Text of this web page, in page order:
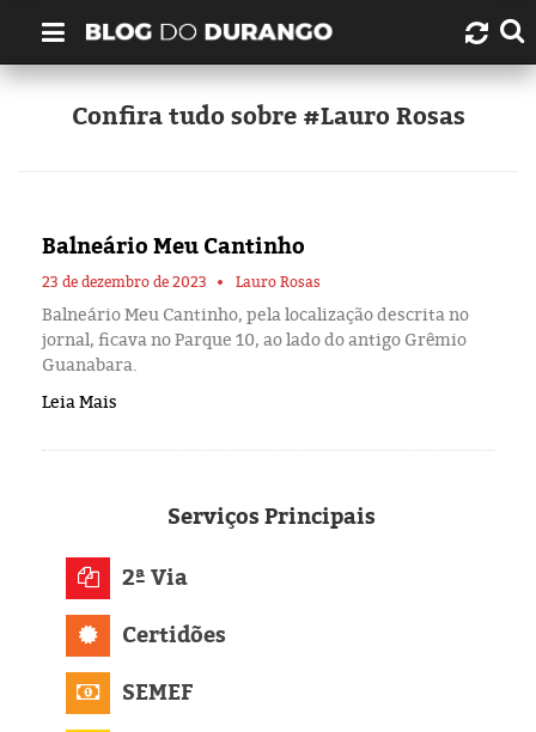
Quem é Durango Duarte?
Artigos
Amazonas
Eleições 2024
Confira tudo sobre #Lauro Rosas
Balneário Meu Cantinho
23 de dezembro de 2023 Lauro Rosas
Balneário Meu Cantinho, pela localização descrita no
jornal, ficava no Parque 10, ao lado do antigo Grêmio
Guanabara.
Leia Mais
ServiçosPrincipais
2ª Via
Certidões
SEMEF